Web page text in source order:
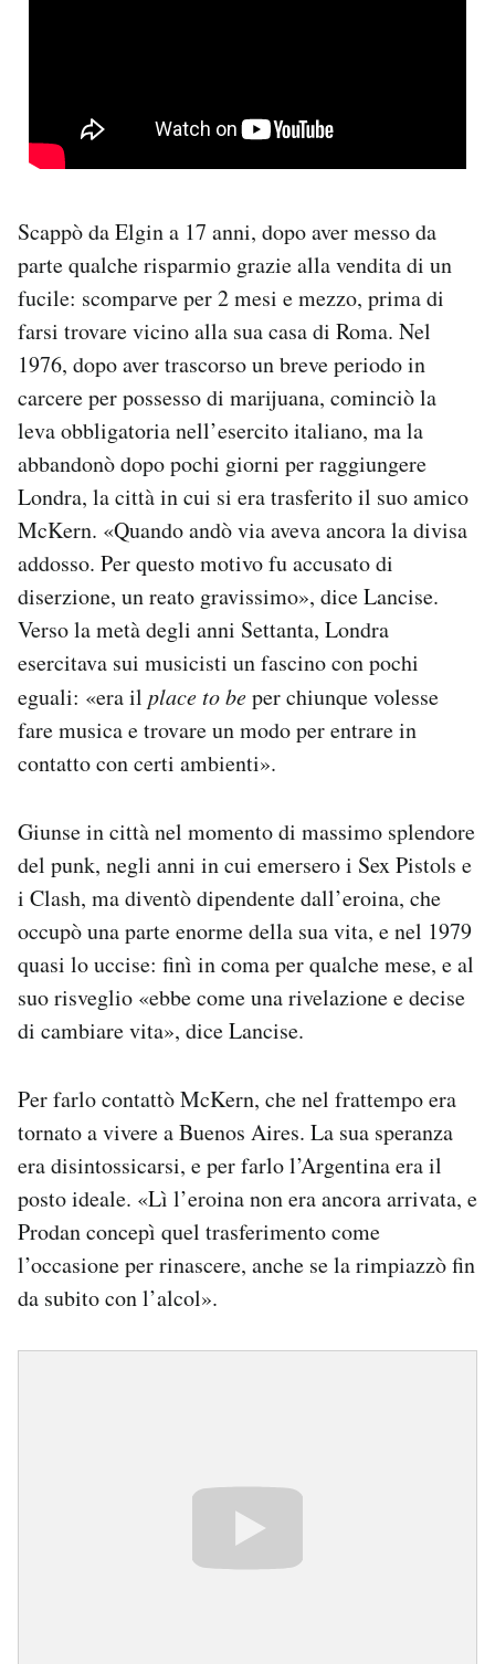
Scappò da Elgin a 17 anni, dopo aver messo da
parte qualche risparmio grazie alla vendita di un
fucile: scomparve per 2 mesi e mezzo, prima di
farsi trovare vicino alla sua casa di Roma. Nel
1976, dopo aver trascorso un breve periodo in
carcere per possesso di marijuana, cominciò la
leva obbligatoria nell’esercito italiano, ma la
abbandonò dopo pochi giorni per raggiungere
Londra, la città in cui si era trasferito il suo amico
McKern. «Quando andò via aveva ancora la divisa
addosso. Per questo motivo fu accusato di
diserzione, un reato gravissimo», dice Lancise.
Verso la metà degli anni Settanta, Londra
esercitava sui musicisti un fascino con pochi
eguali: «era il place to beper chiunque volesse
fare musica e trovare un modo per entrare in
contatto con certi ambienti».
Giunse in città nel momento di massimo splendore
del punk, negli anni in cui emersero i Sex Pistols e
i Clash, ma diventò dipendente dall’eroina, che
occupò una parte enorme della sua vita, e nel 1979
quasi lo uccise: finì in coma per qualche mese, e al
suo risveglio «ebbe come una rivelazione e decise
di cambiare vita», dice Lancise.
Per farlo contattò McKern, che nel frattempo era
tornato a vivere a Buenos Aires. La sua speranza
era disintossicarsi, e per farlo l’Argentina era il
posto ideale. «Lì l’eroina non era ancora arrivata, e
Prodan concepì quel trasferimento come
l’occasione per rinascere, anche se la rimpiazzò fin
da subito con l’alcol».